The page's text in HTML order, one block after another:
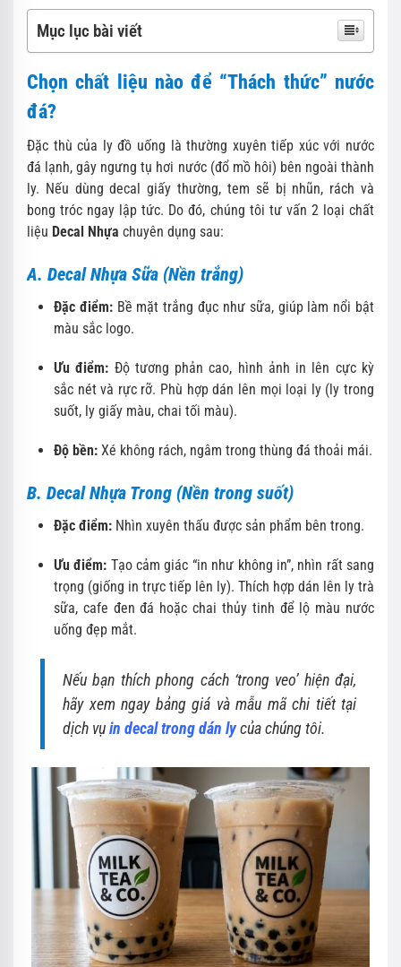
Mục lục bài viết
Chọn chất liệu nào để “Thách thức” nước
đá?
Đặc thù của ly đồ uống là thường xuyên tiếp xúc với nước
đá lạnh, gây ngưng tụ hơi nước (đổ mồ hôi) bên ngoài thành
ly. Nếu dùng decal giấy thường, tem sẽ bị nhũn, rách và
bong tróc ngay lập tức. Do đó, chúng tôi tư vấn 2 loại chất
liệu Decal Nhựa chuyên dụng sau:
A. Decal Nhựa Sữa (Nền trắng)
Đặc điểm:Bề mặt trắng đục như sữa, giúp làm nổi bật
màu sắc logo.
Ưu điểm: Độ tương phản cao, hình ảnh in lên cực kỳ
sắc nét và rực rỡ. Phù hợp dán lên mọi loại ly (ly trong
suốt, ly giấy màu, chai tối màu).
Độ bền: Xé không rách, ngâm trong thùng đá thoải mái.
B. Decal Nhựa Trong (Nền trong suốt)
Đặc điểm: Nhìn xuyên thấu được sản phẩm bên trong.
Ưu điểm: Tạo cảm giác “in như không in”, nhìn rất sang
trọng (giống in trực tiếp lên ly). Thích hợp dán lên ly trà
sữa, cafe đen đá hoặc chai thủy tinh để lộ màu nước
uống đẹp mắt.
Nếu bạn thích phong cách ‘trong veo’ hiện đại,
hãy xem ngay bảng giá và mẫu mã chi tiết tại
dịch vụin decal trong dán lycủa chúng tôi.